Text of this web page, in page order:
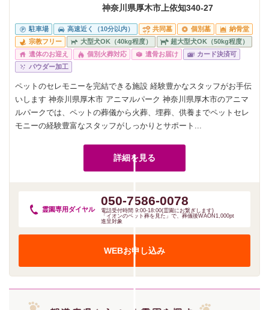
神奈川県厚木市上依知340-27
駐車場 高速近く（10分以内） 共同墓 個別墓
納骨堂
宗教フリー
大型犬OK（40kg程度）
超大型犬OK（50kg程度）
遺体のお迎え
個別火葬対応 遺骨お届け
カード決済可
パウダー加工
ペットのセレモニーを完結できる施設 経験豊かなスタッフがお手伝
いします 神奈川県厚木市 アニマルパーク 神奈川県厚木市のアニマ
ルパークでは、ペットの葬儀から火葬、埋葬、供養までペットセレ
モニーの経験豊富なスタッフがしっかりとサポート...
詳細を見る
霊園専用 ダイヤル
050-7586-0078
電話受付時間:9:00-18:00(霊園にお繋ぎします)
「イオンのペット葬を見た」で、葬儀後WAON1,000pt
進呈対象
WEBお申し込み